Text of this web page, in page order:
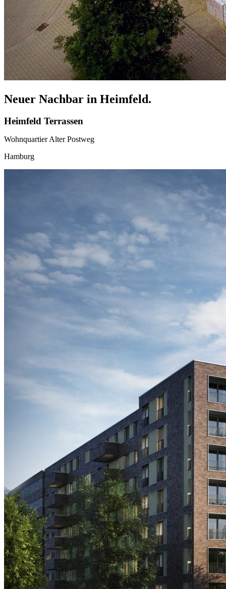
Neuer Nachbar in Heimfeld.
Heimfeld Terrassen
Wohnquartier Alter Postweg
Hamburg